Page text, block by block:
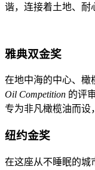
谐，连接着土地、耐
雅典双金奖
在地中海的中心、橄
Oil Competition 的评
专为非凡橄榄油而设
纽约金奖
在这座从不睡眠的城